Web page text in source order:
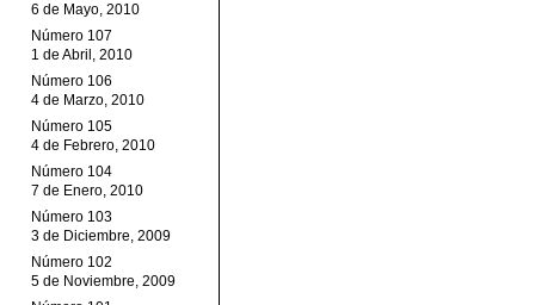
6 de Mayo, 2010
Número 107
1 de Abril, 2010
Número 106
4 de Marzo, 2010
Número 105
4 de Febrero, 2010
Número 104
7 de Enero, 2010
Número 103
3 de Diciembre, 2009
Número 102
5 de Noviembre, 2009